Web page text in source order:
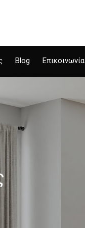
Blog Επικοινωνία